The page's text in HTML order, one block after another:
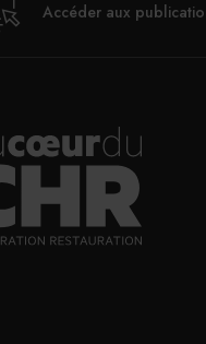
Accéder aux